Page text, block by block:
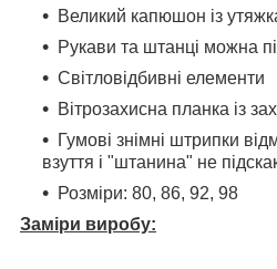
Великий капюшон із
Рукави та штанці можна
Світловідбивні елементи
Вітрозахисна планка із
Гумові знімні штрипки
взуття і "штанина" не
Розміри: 80, 86, 92, 98
Заміри виробу: